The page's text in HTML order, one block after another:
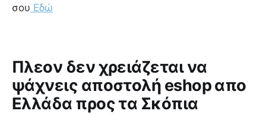
σου Εδώ
Πλεον δεν χρειάζεται να
ψάχνεις αποστολή eshop απο
Ελλάδα προς τα Σκόπια